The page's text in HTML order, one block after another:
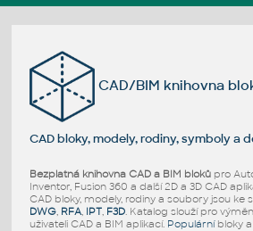
CAD/BIM knihovna
CAD bloky, modely, rodiny, symboly a
Bezplatná knihovna CAD a BIM blokůpro
Inventor, Fusion 360 a další 2D a 3D CAD
CAD bloky, modely, rodiny a soubory jsou ke
DWG, RFA, IPT, F3D. Katalog slouží pro
uživateli CAD a BIM aplikací. Populárníbloky a